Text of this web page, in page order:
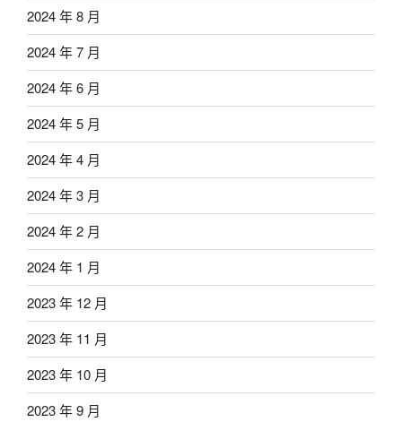
2024 年 8 月
2024 年 7 月
2024 年 6 月
2024 年 5 月
2024 年 4 月
2024 年 3 月
2024 年 2 月
2024 年 1 月
2023 年 12 月
2023 年 11 月
2023 年 10 月
2023 年 9 月